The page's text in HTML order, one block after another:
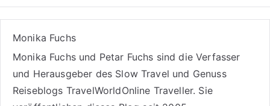
Monika Fuchs
Monika Fuchs und Petar Fuchs sind die Verfasser
und Herausgeber des Slow Travel und Genuss
Reiseblogs TravelWorldOnline Traveller. Sie